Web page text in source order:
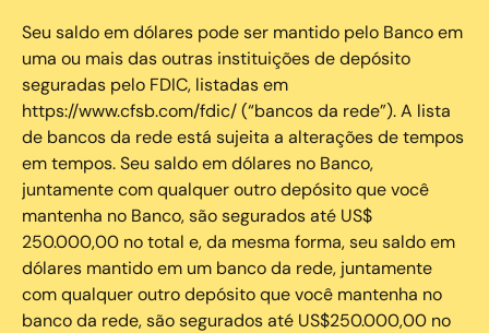
Seu saldo em dólares pode ser mantido pelo Banco em
uma ou mais das outras instituições de depósito
seguradas pelo FDIC, listadas em
https://www.cfsb.com/fdic/ (“bancos da rede”). A lista
de bancos da rede está sujeita a alterações de tempos
em tempos. Seu saldo em dólares no Banco,
juntamente com qualquer outro depósito que você
mantenha no Banco, são segurados até US$
250.000,00 no total e, da mesma forma, seu saldo em
dólares mantido em um banco da rede, juntamente
com qualquer outro depósito que você mantenha no
banco da rede, são segurados até US$250.000,00 no